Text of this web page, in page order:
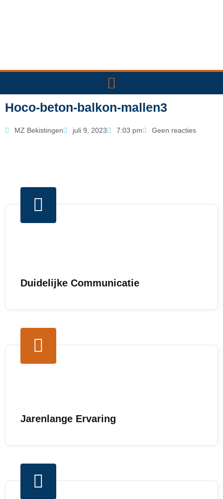
Hoco-beton-balkon-mallen3
MZ Bekistingen juli 9, 2023 7:03 pm Geen reacties
Duidelijke Communicatie
Jarenlange Ervaring